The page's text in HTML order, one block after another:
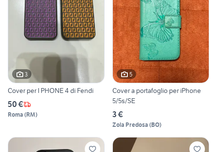
3
Cover per I PHONE 4 di Fendi
50 €
Roma (RM)
5
Cover a portafoglio per iPhone
5/5s/SE
3 €
Zola Predosa (BO)